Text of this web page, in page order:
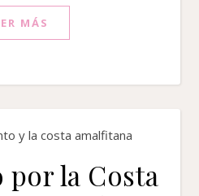
MÁS
por la Costa